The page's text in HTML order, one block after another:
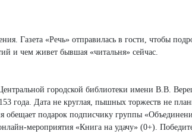
Газета «Речь» отправилась в гости, чтобы
и чем живет бывшая «читальня» сейчас.
городской библиотеки имени В.В.
года. Дата не круглая, пышных торжеств не
подарок подписчику группы
мероприятия «Книга на удачу» (0+).